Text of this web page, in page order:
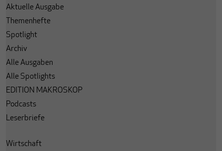
Aktuelle Ausgabe
Themenhefte
Spotlight
Archiv
Alle Ausgaben
Alle Spotlights
EDITION MAKROSKOP
Podcasts
Leserbriefe
Wirtschaft